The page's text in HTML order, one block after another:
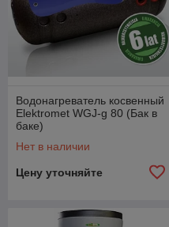
Водонагреватель косвенный
Elektromet WGJ-g 80 (Бак в
баке)
Нет в наличии
Цену уточняйте